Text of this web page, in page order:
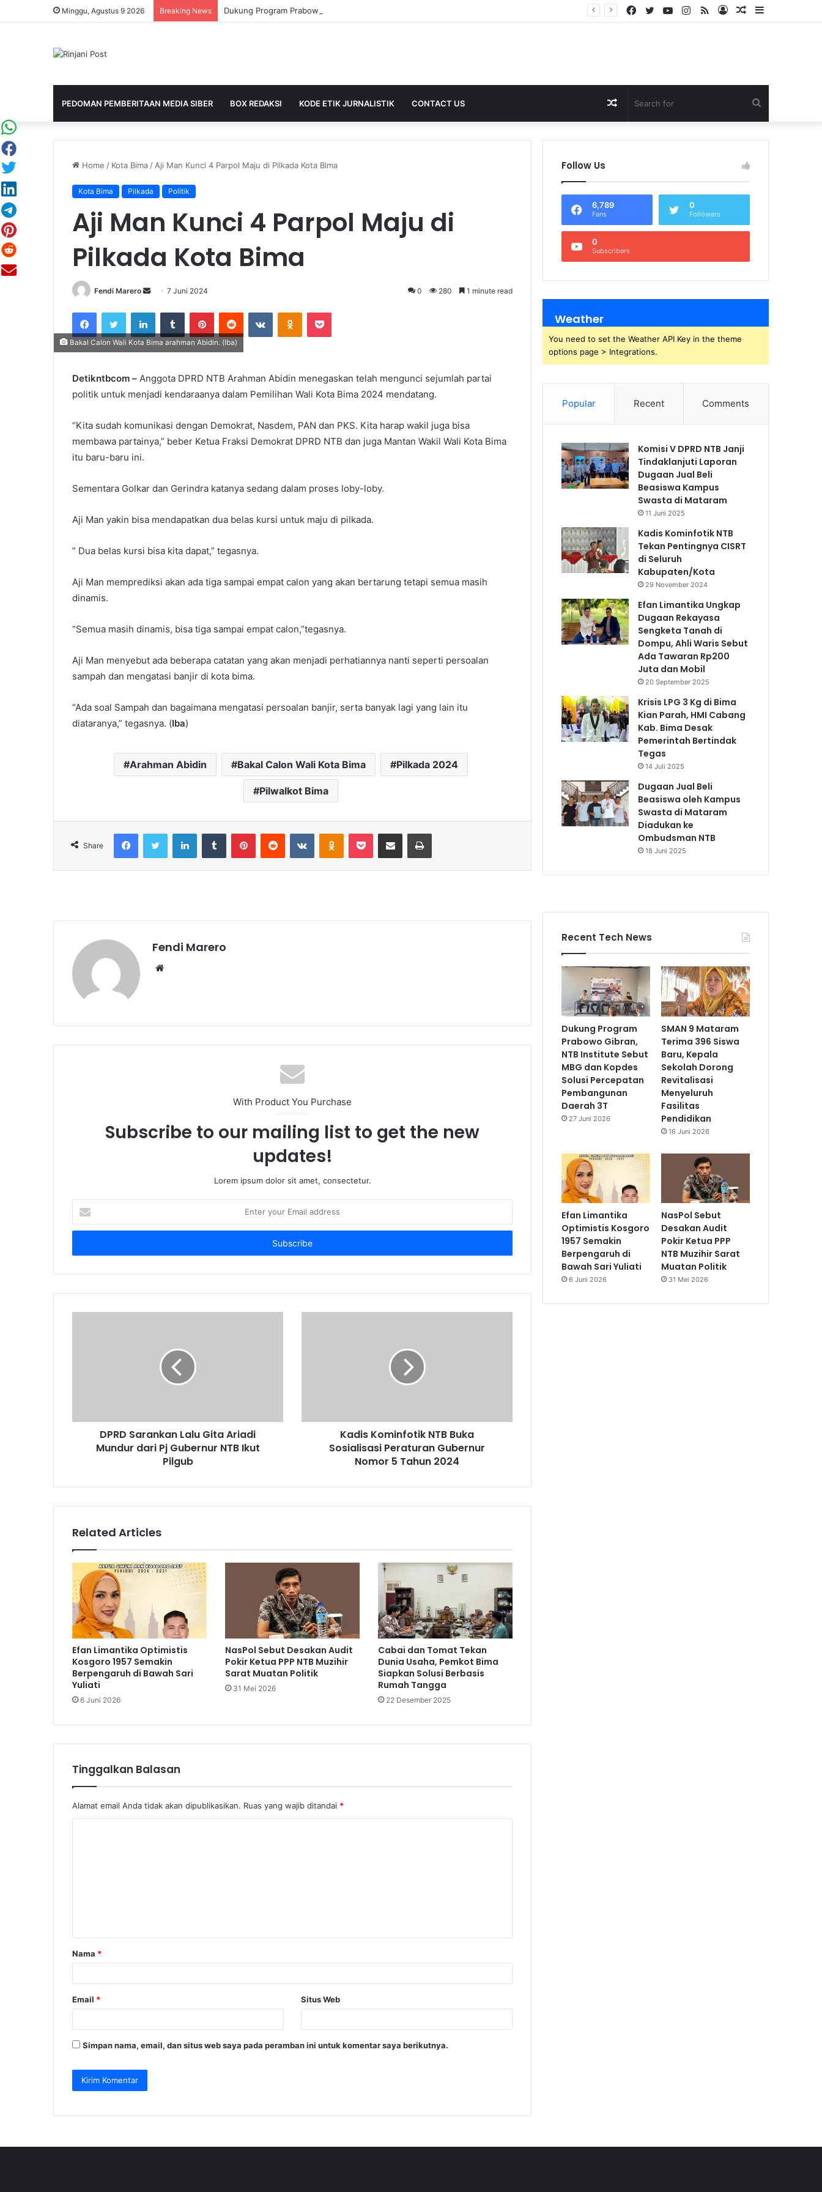
Minggu, Agustus 9 2026 Breaking News
Random
Log
RSS
Instagram
YouTube
Twitter
Facebook
PEDOMAN PEMBERITAAN MEDIA SIBER BOX REDAKSI KODE ETIK JURNALISTIK CONTACT US
for
Random
Article
Home / Kota Bima / Aji Man Kunci 4 Parpol Maju di Pilkada Kota Bima
Kota Bima Pilkada Politik
Aji Man Kunci 4 Parpol Maju di
Pilkada Kota Bima
Fendi Marero
Send7 Juni 2024 0 280 1 minute read
FacebookTwitter LinkedIn Tumblr PinterestReddit VKontakteOdnoklassniki
Bakal Calon Wali Kota Bima arahman Abidin. (Iba)
Detikntbcom – Anggota DPRD NTB Arahman Abidin menegaskan telah mengunci sejumlah partai
politik untuk menjadi kendaraanya dalam Pemilihan Wali Kota Bima 2024 mendatang.
“Kita sudah komunikasi dengan Demokrat, Nasdem, PAN dan PKS. Kita harap wakil juga bisa
membawa partainya,” beber Ketua Fraksi Demokrat DPRD NTB dan juga Mantan Wakil Wali Kota Bima
itu baru-baru ini.
Sementara Golkar dan Gerindra katanya sedang dalam proses loby-loby.
Aji Man yakin bisa mendapatkan dua belas kursi untuk maju di pilkada.
” Dua belas kursi bisa kita dapat,” tegasnya.
Aji Man memprediksi akan ada tiga sampai empat calon yang akan bertarung tetapi semua masih
dinamis.
“Semua masih dinamis, bisa tiga sampai empat calon,”tegasnya.
Aji Man menyebut ada beberapa catatan yang akan menjadi perhatiannya nanti seperti persoalan
sampah dan mengatasi banjir di kota bima.
“Ada soal Sampah dan bagaimana mengatasi persoalan banjir, serta banyak lagi yang lain itu
diataranya,” tegasnya. (Iba)
Arahman Abidin Bakal Calon Wali Kota Bima Pilkada 2024
Pilwalkot Bima
Share
FacebookTwitter LinkedIn Tumblr PinterestReddit VKontakteOdnoklassniki
Pocket Share via Email
Fendi Marero
With Product You Purchase
Subscribe to our mailing list to get the new
updates!
Lorem ipsum dolor sit amet, consectetur.
your
Email
DPRD Sarankan Lalu Gita Ariadi
Mundur dari Pj Gubernur NTB Ikut
Pilgub
Kadis Kominfotik NTB Buka
Sosialisasi Peraturan Gubernur
Nomor 5 Tahun 2024
Related Articles
Efan Limantika Optimistis
Kosgoro 1957 Semakin
Berpengaruh di Bawah Sari
Yuliati
6 Juni 2026
NasPol Sebut Desakan Audit
Pokir Ketua PPP NTB Muzihir
Sarat Muatan Politik
31 Mei 2026
Cabai dan Tomat Tekan
Dunia Usaha, Pemkot Bima
Siapkan Solusi Berbasis
Rumah Tangga
22 Desember 2025
Tinggalkan Balasan
Alamat email Anda tidak akan dipublikasikan. Ruas yang wajib ditandai *
a
r
Nama *
Email * Situs Web
Simpan nama, email, dan situs web saya pada peramban ini untuk komentar saya berikutnya.
Follow Us
6,789
Fans
0
Followers
0
Subscribers
Weather
You need to set the Weather API Key in the theme
options page > Integrations.
Popular Recent Comments
Komisi V DPRD NTB Janji
Tindaklanjuti Laporan
Dugaan Jual Beli
Beasiswa Kampus
Swasta di Mataram
11 Juni 2025
Kadis Kominfotik NTB
Tekan Pentingnya CISRT
di Seluruh
Kabupaten/Kota
29 November 2024
Efan Limantika Ungkap
Dugaan Rekayasa
Sengketa Tanah di
Dompu, Ahli Waris Sebut
Ada Tawaran Rp200
Juta dan Mobil
20 September 2025
Krisis LPG 3 Kg di Bima
Kian Parah, HMI Cabang
Kab. Bima Desak
Pemerintah Bertindak
Tegas
14 Juli 2025
Dugaan Jual Beli
Beasiswa oleh Kampus
Swasta di Mataram
Diadukan ke
Ombudsman NTB
18 Juni 2025
Recent Tech News
Dukung Program
Prabowo Gibran,
NTB Institute Sebut
MBG dan Kopdes
Solusi Percepatan
Pembangunan
Daerah 3T
27 Juni 2026
SMAN 9 Mataram
Terima 396 Siswa
Baru, Kepala
Sekolah Dorong
Revitalisasi
Menyeluruh
Fasilitas
Pendidikan
16 Juni 2026
Efan Limantika
Optimistis Kosgoro
1957 Semakin
Berpengaruh di
Bawah Sari Yuliati
6 Juni 2026
NasPol Sebut
Desakan Audit
Pokir Ketua PPP
NTB Muzihir Sarat
Muatan Politik
31 Mei 2026